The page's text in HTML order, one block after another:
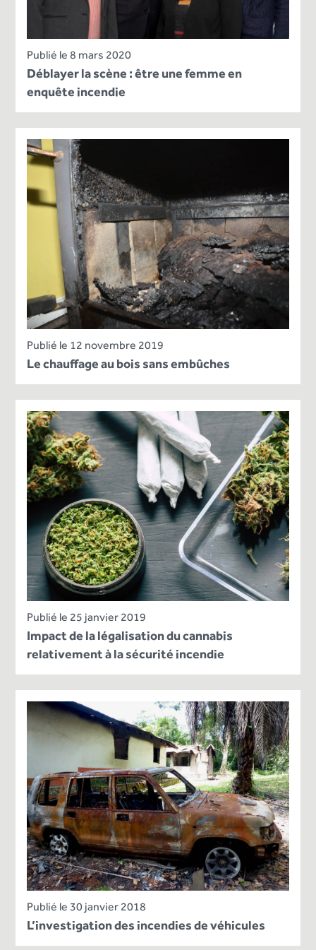
Publié le 8 mars 2020
Déblayer la scène : être une femme en
enquête incendie
Publié le 12 novembre 2019
Le chauffage au bois sans embûches
Publié le 25 janvier 2019
Impact de la légalisation du cannabis
relativement à la sécurité incendie
Publié le 30 janvier 2018
L’investigation des incendies de véhicules